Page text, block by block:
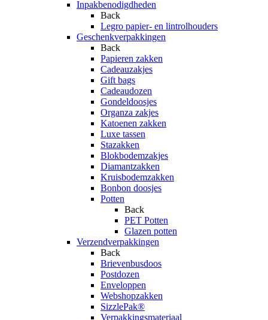
Inpakbenodigdheden
Back
Legro papier- en lintrolhouders
Geschenkverpakkingen
Back
Papieren zakken
Cadeauzakjes
Gift bags
Cadeaudozen
Gondeldoosjes
Organza zakjes
Katoenen zakken
Luxe tassen
Stazakken
Blokbodemzakjes
Diamantzakken
Kruisbodemzakken
Bonbon doosjes
Potten
Back
PET Potten
Glazen potten
Verzendverpakkingen
Back
Brievenbusdoos
Postdozen
Enveloppen
Webshopzakken
SizzlePak®
Verpakkingsmateriaal